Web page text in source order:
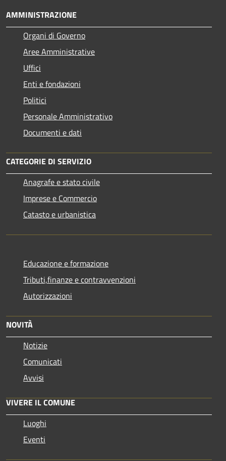
AMMINISTRAZIONE
Organi di Governo
Aree Amministrative
Uffici
Enti e fondazioni
Politici
Personale Amministrativo
Documenti e dati
CATEGORIE DI SERVIZIO
Anagrafe e stato civile
Imprese e Commercio
Catasto e urbanistica
Educazione e formazione
Tributi,finanze e contravvenzioni
Autorizzazioni
NOVITÀ
Notizie
Comunicati
Avvisi
VIVERE IL COMUNE
Luoghi
Eventi